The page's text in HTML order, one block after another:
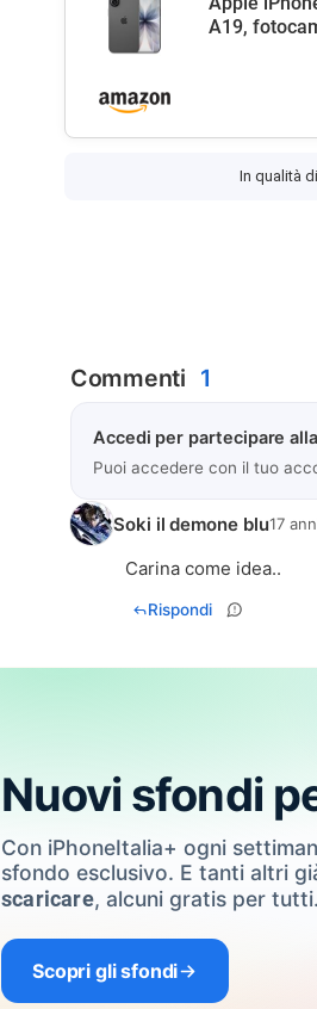
A19,
In qualità
Commenti 1
Accedi per partecipare
Puoi accedere con il tuo
Soki il demone blu17
Carina come idea..
Rispondi
Nuovi sfondi
Con iPhoneItalia+ ogni
sfondo esclusivo. E tanti altri
scaricare, alcuni gratis per tutti.
Scopri gli sfondi